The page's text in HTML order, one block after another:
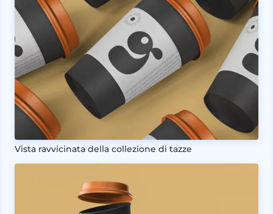
Vista ravvicinata della collezione di tazze